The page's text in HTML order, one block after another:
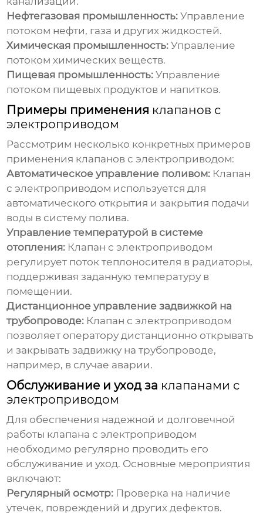
Нефтегазовая промышленность: Управление
потоком нефти, газа и других жидкостей.
Химическая промышленность: Управление
потоком химических веществ.
Пищевая промышленность: Управление
потоком пищевых продуктов и напитков.
Примеры применения клапанов с
электроприводом
Рассмотрим несколько конкретных примеров
применения клапанов с электроприводом:
Автоматическое управление поливом: Клапан
с электроприводом используется для
автоматического открытия и закрытия подачи
воды в систему полива.
Управление температурой в системе
отопления: Клапан с электроприводом
регулирует поток теплоносителя в радиаторы,
поддерживая заданную температуру в
помещении.
Дистанционное управление задвижкой на
трубопроводе: Клапан с электроприводом
позволяет оператору дистанционно открывать
и закрывать задвижку на трубопроводе,
например, в случае аварии.
Обслуживание и уход за клапанами с
электроприводом
Для обеспечения надежной и долговечной
работы клапана с электроприводом
необходимо регулярно проводить его
обслуживание и уход. Основные мероприятия
включают:
Регулярный осмотр: Проверка на наличие
утечек, повреждений и других дефектов.